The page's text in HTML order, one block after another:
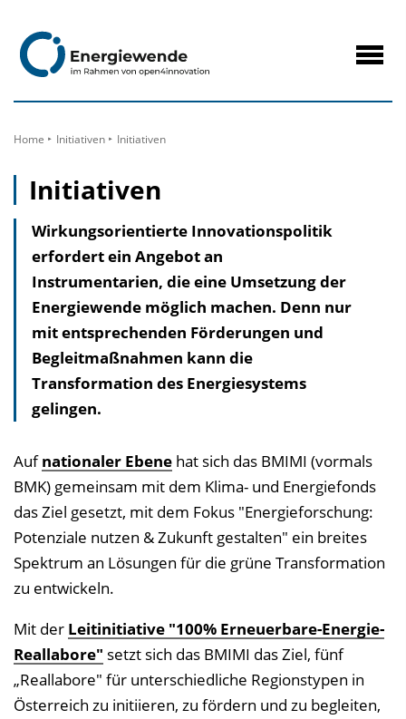
Home Initiativen Initiativen
Initiativen
Wirkungsorientierte Innovationspolitik
erfordert ein Angebot an
Instrumentarien, die eine Umsetzung der
Energiewende möglich machen. Denn nur
mit entsprechenden Förderungen und
Begleitmaßnahmen kann die
Transformation des Energiesystems
gelingen.
Aufnationaler Ebene hat sich das BMIMI (vormals
BMK) gemeinsam mit dem Klima- und Energiefonds
das Ziel gesetzt, mit dem Fokus "Energieforschung:
Potenziale nutzen & Zukunft gestalten" ein breites
Spektrum an Lösungen für die grüne Transformation
zu entwickeln.
Mit der Leitinitiative "100% Erneuerbare-Energie-
Reallabore" setzt sich das BMIMI das Ziel, fünf
„Reallabore" für unterschiedliche Regionstypen in
Österreich zu initiieren, zu fördern und zu begleiten,